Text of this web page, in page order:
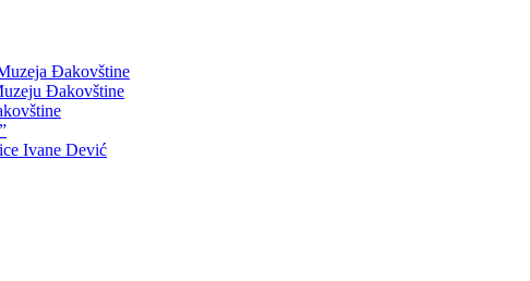
Đakovštine
Đakovštine
Ivane Dević